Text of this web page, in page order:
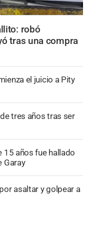
robó
tras una compra
el juicio a Pity
tres años tras ser
15 años fue hallado
Garay
asaltar y golpear a